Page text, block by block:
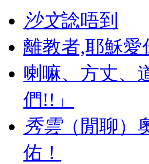
沙文諗唔到
離教者,耶穌
喇嘛、方丈、
們!!」
秀雲（閒聊）
佑！